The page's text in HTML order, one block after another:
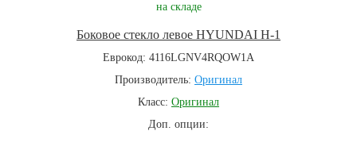
на складе
Боковое стекло левое HYUNDAI H-1
Еврокод: 4116LGNV4RQOW1A
Производитель: Оригинал
Класс: Оригинал
Доп. опции: